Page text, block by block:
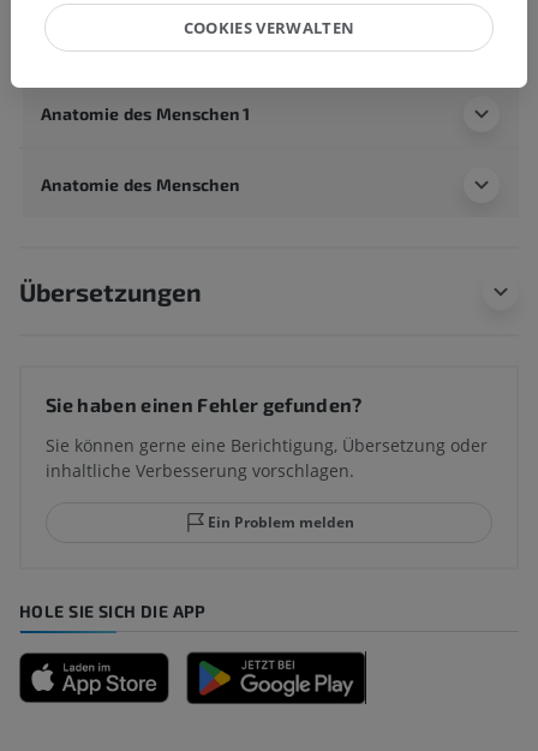
Laterale Brückenäste der Basilararterie
Anatomie des Menschen 1
Anatomie des Menschen
Übersetzungen
Sie haben einen Fehler gefunden?
Sie können gerne eine Berichtigung, Übersetzung oder
inhaltliche Verbesserung vorschlagen.
Ein Problem melden
HOLE SIE SICH DIE APP
COOKIES VERWALTEN